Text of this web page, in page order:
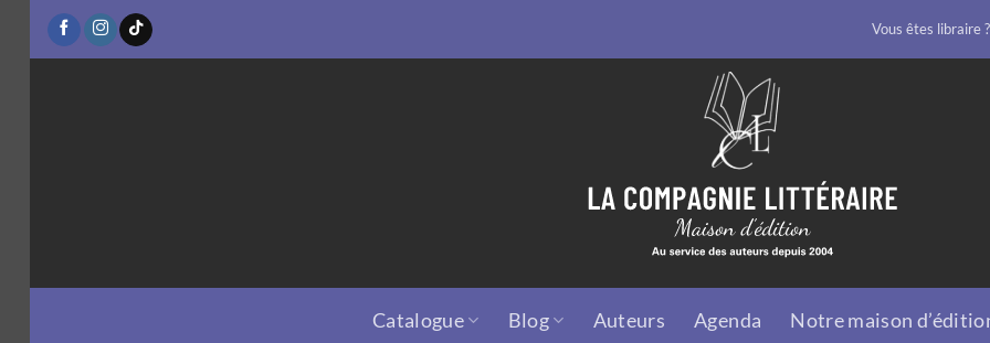
Passer
Vous êtes libraire ?
Catalogue Blog Auteurs Agenda Notre maison